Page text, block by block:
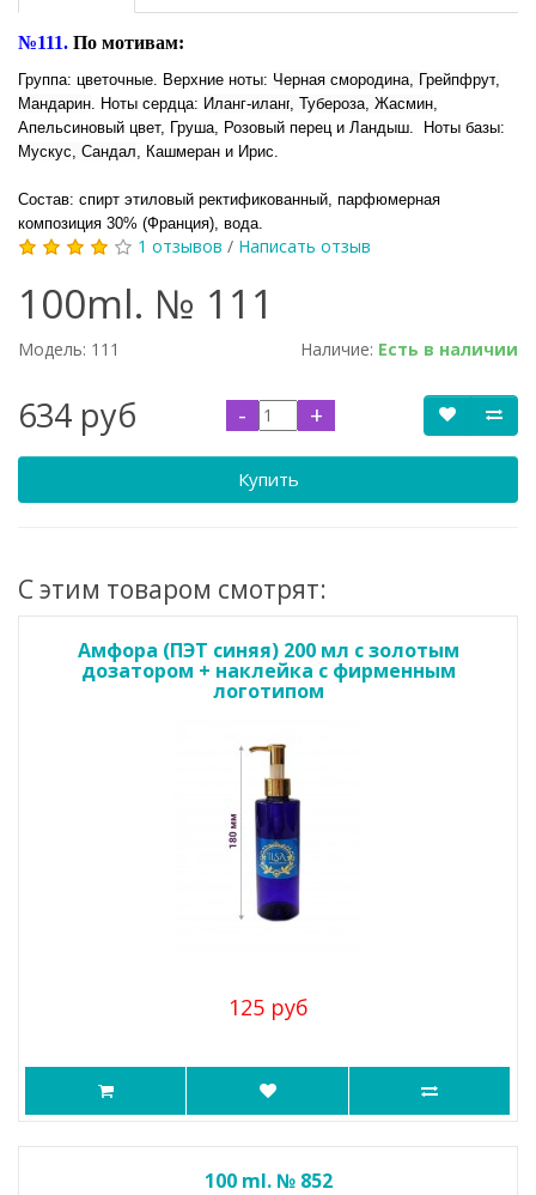
№111. По мотивам:
Группа: цветочные. Верхние ноты: Черная смородина, Грейпфрут,
Мандарин. Ноты сердца: Иланг-иланг, Тубероза, Жасмин,
Апельсиновый цвет, Груша, Розовый перец и Ландыш.
Ноты базы:
Мускус, Сандал, Кашмеран и Ирис.
Состав: спирт этиловый ректификованный, парфюмерная
композиция 30% (Франция), вода.
1 отзывов / Написать отзыв
100ml. № 111
Модель: 111 Наличие: Есть в наличии
634 руб - +
Купить
С этим товаром смотрят:
Амфора (ПЭТ синяя) 200 мл с золотым
дозатором + наклейка с фирменным
логотипом
125 руб
100 ml. № 852